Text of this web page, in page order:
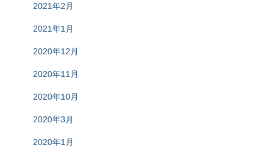
2021年2月
2021年1月
2020年12月
2020年11月
2020年10月
2020年3月
2020年1月